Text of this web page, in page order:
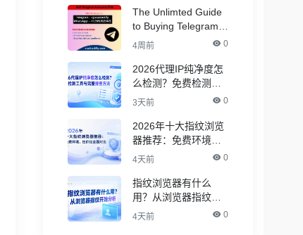
The Unlimted Guide
to Buying Telegram
Accounts - ( PVA &
4周前 0
2026代理IP纯净度怎
么检测？免费检测工
具与完整排查方法
3天前 0
2026年十大指纹浏览
器推荐：免费环境，
性价比全面对比
4天前 0
指纹浏览器有什么
用？从浏览器指纹开
始分析
4天前 0